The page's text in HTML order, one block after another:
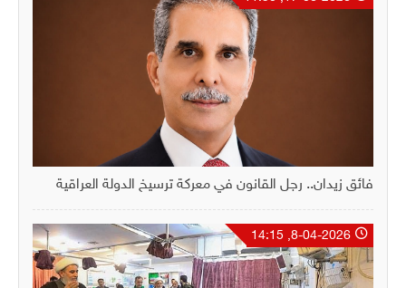
فائق زيدان.. رجل القانون في معركة ترسيخ الدولة العراقية